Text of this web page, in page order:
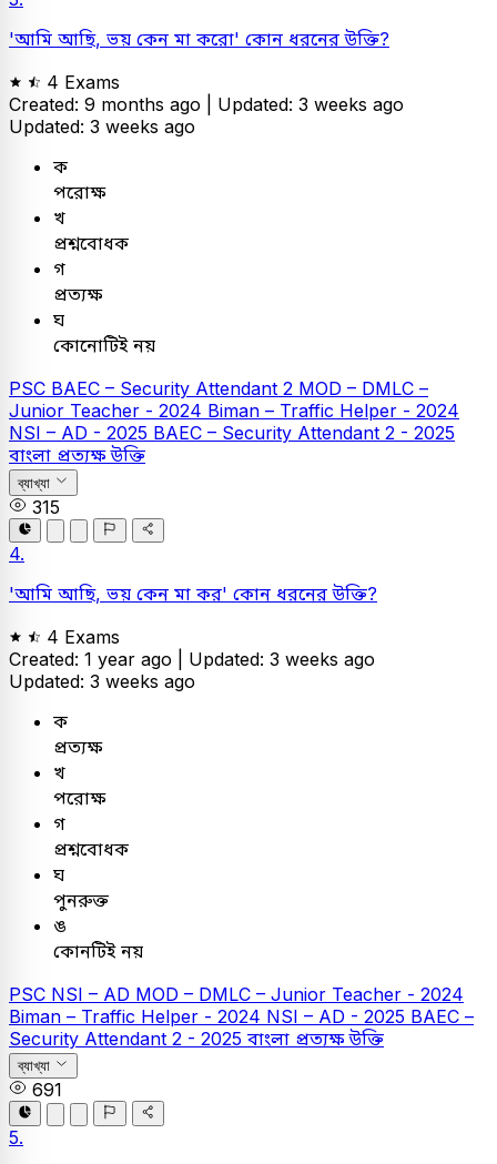
'আমি আছি, ভয় কেন মা করো' কোন ধরনের উক্তি?
4 Exams
Created: 9 months ago | Updated: 3 weeks ago
Updated: 3 weeks ago
ক
পরোক্ষ
খ
প্রশ্নবোধক
গ
প্রত্যক্ষ
ঘ
কোনোটিই নয়
PSC BAEC – Security Attendant 2 MOD – DMLC –
Junior Teacher - 2024 Biman – Traffic Helper - 2024
NSI – AD - 2025 BAEC – Security Attendant 2 - 2025
বাংলা প্রত্যক্ষ উক্তি
ব্যাখ্যা
315
4.
'আমি আছি, ভয় কেন মা কর' কোন ধরনের উক্তি?
4 Exams
Created: 1 year ago | Updated: 3 weeks ago
Updated: 3 weeks ago
ক
প্রত্যক্ষ
খ
পরোক্ষ
গ
প্রশ্নবোধক
ঘ
পুনরুক্ত
ঙ
কোনটিই নয়
PSC NSI – AD MOD – DMLC – Junior Teacher - 2024
Biman – Traffic Helper - 2024 NSI – AD - 2025 BAEC –
Security Attendant 2 - 2025 বাংলা প্রত্যক্ষ উক্তি
ব্যাখ্যা
691
5.